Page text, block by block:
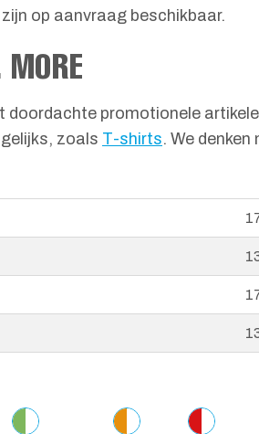
op aanvraag beschikbaar.
promotionele
zoals T-shirts. We